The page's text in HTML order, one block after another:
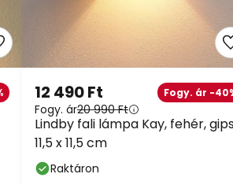
Lindby fali lámpa Kay, fehér,
gipsz, 11,5 x 11,5 cm
12 490 Ft Fogy. ár -40%
Fogy. ár20 990 Ft